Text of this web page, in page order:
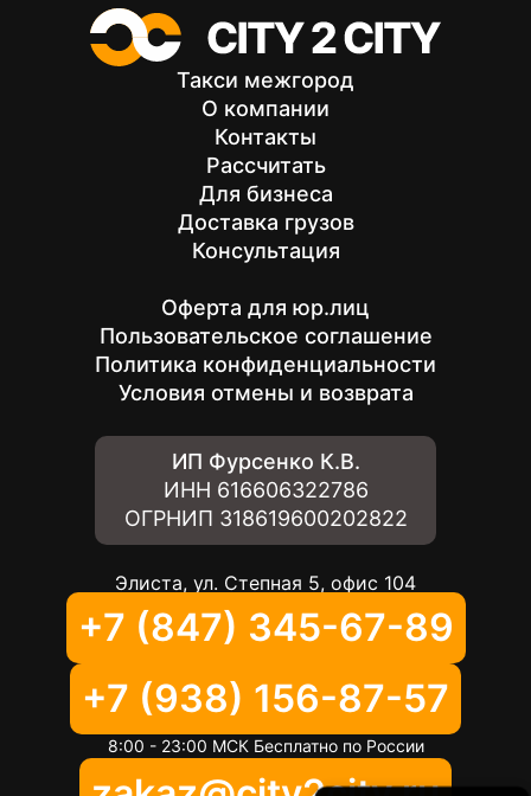
Такси межгород
О компании
Контакты
Рассчитать
Для бизнеса
Доставка грузов
Консультация
Оферта для юр.лиц
Пользовательское соглашение
Политика конфиденциальности
Условия отмены и возврата
ИП Фурсенко К.В.
ИНН 616606322786
ОГРНИП 318619600202822
Элиста, ул. Степная 5, офис 104
+7 (847) 345-67-89
+7 (938) 156-87-57
8:00 - 23:00 МСК Бесплатно по России